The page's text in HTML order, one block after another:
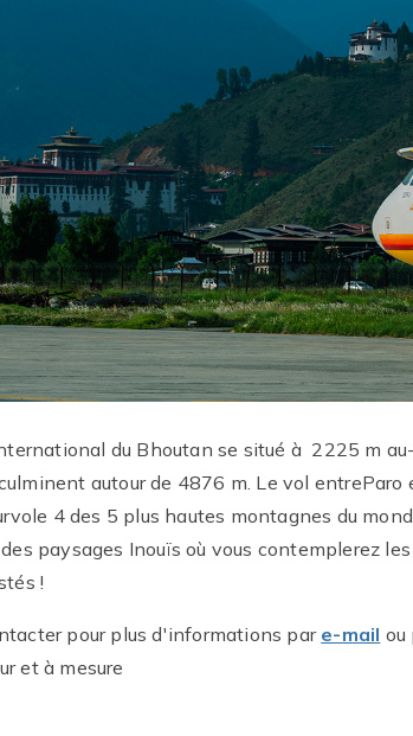
du Bhoutan se situé à 2225 m
autour de 4876 m. Le vol entreParo
4 des 5 plus hautes montagnes du
paysages Inouïs où vous contemplerez
!
pour plus d'informations pare-mail
et à mesure